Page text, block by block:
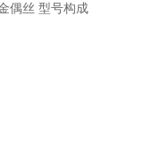
偶丝 型号构成